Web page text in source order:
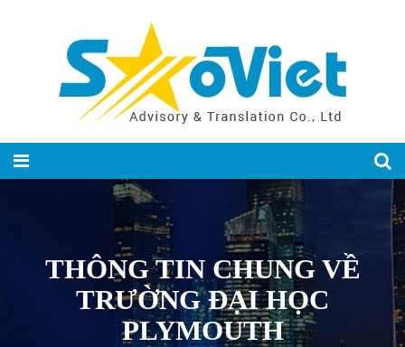
THÔNG TIN CHUNG VỀ
TRƯỜNG ĐẠI HỌC
PLYMOUTH